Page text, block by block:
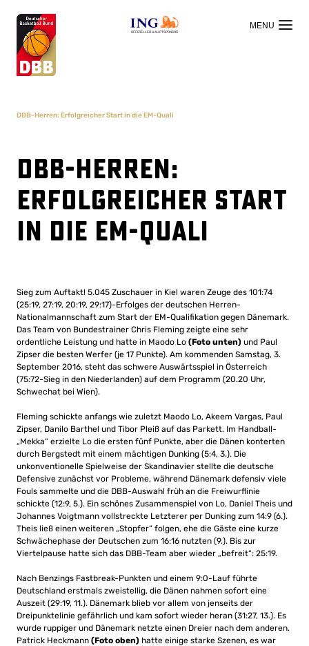
OFFIZIELLER HAUPTSPONSOR
DBB-Herren: Erfolgreicher Start in die EM-Quali
DBB-Herren:
Erfolgreicher Start
in die EM-Quali
Sieg zum Auftakt! 5.045 Zuschauer in Kiel waren Zeuge des 101:74
(25:19, 27:19, 20:19, 29:17)-Erfolges der deutschen Herren-
Nationalmannschaft zum Start der EM-Qualifikation gegen Dänemark.
Das Team von Bundestrainer Chris Fleming zeigte eine sehr
ordentliche Leistung und hatte in Maodo Lo (Foto unten) und Paul
Zipser die besten Werfer (je 17 Punkte). Am kommenden Samstag, 3.
September 2016, steht das schwere Auswärtsspiel in Österreich
(75:72-Sieg in den Niederlanden) auf dem Programm (20.20 Uhr,
Schwechat bei Wien).
Fleming schickte anfangs wie zuletzt Maodo Lo, Akeem Vargas, Paul
Zipser, Danilo Barthel und Tibor Pleiß auf das Parkett. Im Handball-
„Mekka“ erzielte Lo die ersten fünf Punkte, aber die Dänen konterten
durch Bergstedt mit einem mächtigen Dunking (5:4, 3.). Die
unkonventionelle Spielweise der Skandinavier stellte die deutsche
Defensive zunächst vor Probleme, während Dänemark defensiv viele
Fouls sammelte und die DBB-Auswahl früh an die Freiwurflinie
schickte (12:9, 5.). Ein schönes Zusammenspiel von Lo, Daniel Theis und
Johannes Voigtmann vollstreckte Letzterer per Dunking zum 14:9 (6.).
Theis ließ einen weiteren „Stopfer“ folgen, ehe die Gäste eine kurze
Schwächephase der Deutschen zum 16:16 nutzten (9.). Bis zur
Viertelpause hatte sich das DBB-Team aber wieder „befreit“: 25:19.
Nach Benzings Fastbreak-Punkten und einem 9:0-Lauf führte
Deutschland erstmals zweistellig, die Dänen nahmen sofort eine
Auszeit (29:19, 11.). Dänemark blieb vor allem von jenseits der
Dreipunktelinie gefährlich und kam sofort wieder heran (31:27, 13.). Es
wurde ruppiger und Dänemark netzte einen Dreier nach dem anderen.
Patrick Heckmann (Foto oben) hatte einige starke Szenen, es war